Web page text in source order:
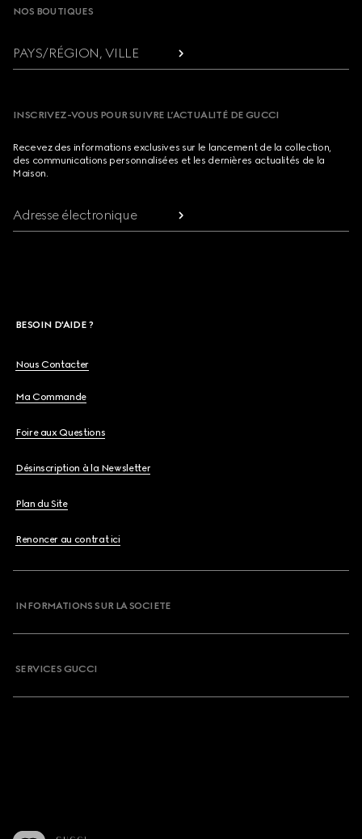
NOS BOUTIQUES
PAYS/RÉGION, VILLE
INSCRIVEZ-VOUS POUR SUIVRE L’ACTUALITÉ DE GUCCI
Recevez des informations exclusives sur le lancement de la collection,
des communications personnalisées et les dernières actualités de la
Maison.
Adresse électronique
BESOIN D'AIDE ?
Nous Contacter
Ma Commande
Foire aux Questions
Désinscription à la Newsletter
Plan du Site
Renoncer au contrat ici
INFORMATIONS SUR LA SOCIETE
SERVICES GUCCI